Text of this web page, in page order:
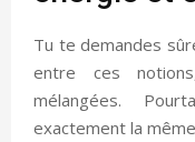
Tu te demandes
entre ces
mélangées.
exactement la